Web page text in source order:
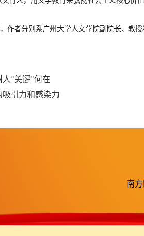
，作者分别系广州大学人文学院副院长、教
“关键”何在
引力和感染力
南方